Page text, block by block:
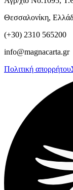
Θεσσαλονίκη,
(+30) 2310 565200
info@magnacarta.gr
Πολιτική απορρήτου